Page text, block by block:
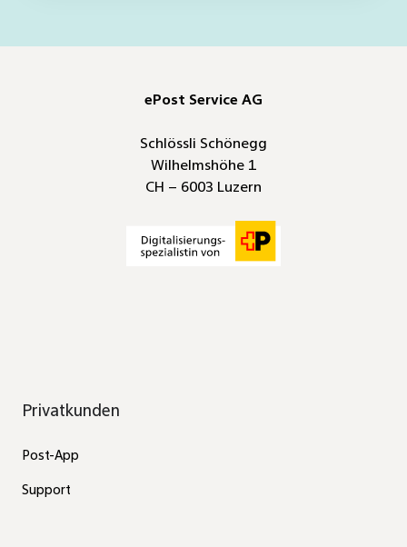
ePost Service AG
Schlössli Schönegg
Wilhelmshöhe 1
CH – 6003 Luzern
Privatkunden
Post-App
Support